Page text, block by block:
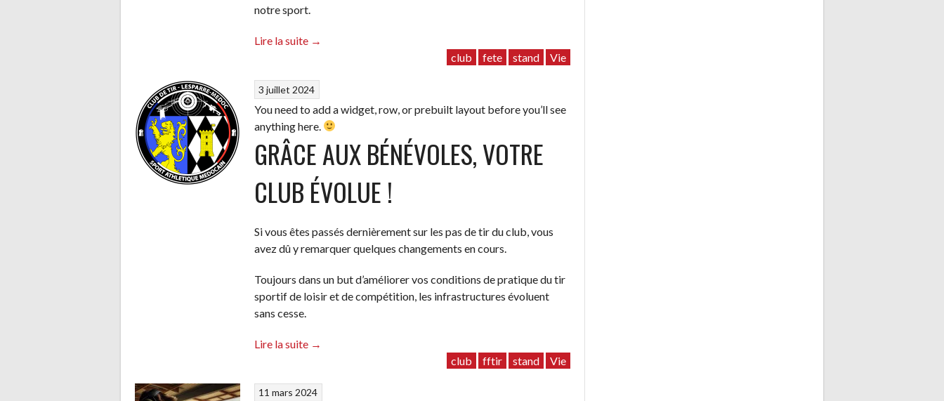
notre sport.
Lire la suite “40
Avec
vous
!”
→
club
fete stand Vie
3 juillet 2024
You need to add a widget, row, or prebuilt layout before you’ll see
anything here.
GRÂCE AUX BÉNÉVOLES, VOTRE
CLUB ÉVOLUE !
Si vous êtes passés dernièrement sur les pas de tir du club, vous
avez dû y remarquer quelques changements en cours.
Toujours dans un but d’améliorer vos conditions de pratique du tir
sportif de loisir et de compétition, les infrastructures évoluent
sans cesse.
Lire la suite
“Grâce
votre
→
club
fftir stand Vie
11 mars 2024